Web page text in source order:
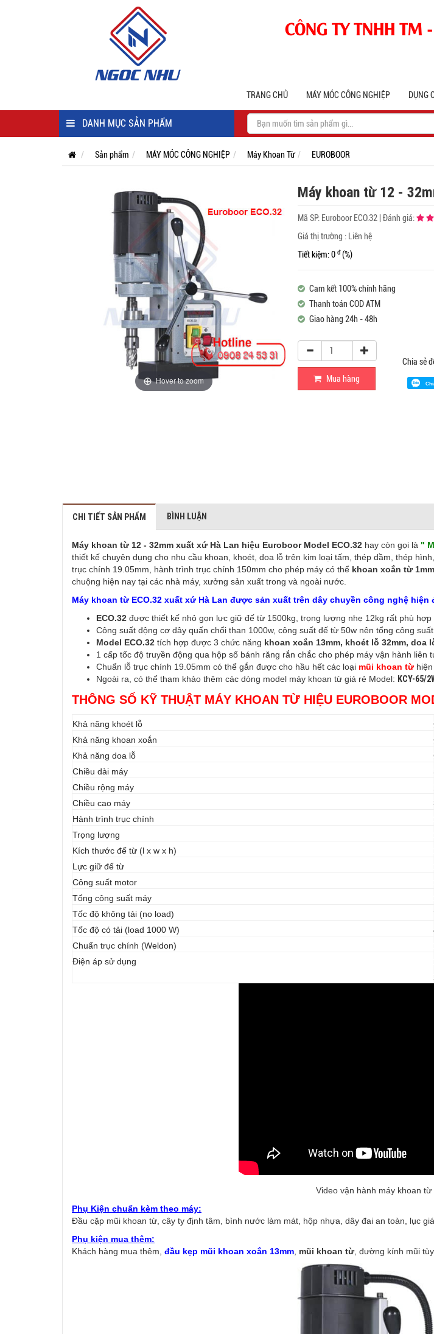
CÔNG TY TNHH TM
TRANG CHỦ MÁY MÓC CÔNG NGHIỆP DỤNG
DANH MỤC SẢN PHẨM
Sản phẩm MÁY MÓC CÔNG NGHIỆP Máy Khoan Từ EUROBOOR
Hover to zoom
Máy khoan từ 12 -
Mã SP: Euroboor ECO.32 Đánh giá:
Giá thị trường : Liên hệ
Tiết kiệm: 0 đ(%)
Cam kết 100% chính hãng
Thanh toán COD ATM
Giao hàng 24h - 48h
Mua hàng
Chia sẻ
CHI TIẾT SẢN PHẨM BÌNH LUẬN
Máy khoan từ 12 - 32mm xuất xứ Hà Lan hiệu Euroboor Model ECO.32 hay còn gọi là "
thiết kế chuyên dụng cho nhu cầu khoan, khoét, doa lỗ trên kim loại tấm, thép dầm, thép
trục chính 19.05mm, hành trình trục chính 150mm cho phép máy có thể khoan xoắn từ
chuộng hiện nay tại các nhà máy, xưởng sản xuất trong và ngoài nước.
Máy khoan từ ECO.32 xuất xứ Hà Lan được sản xuất trên dây chuyền công nghệ
ECO.32 được thiết kế nhỏ gọn lực giữ đế từ 1500kg, trọng lượng nhẹ 12kg rất phù
Công suất động cơ dây quấn chổi than 1000w, công suất đế từ 50w nên tổng công
Model ECO.32 tích hợp được 3 chức năng khoan xoắn 13mm, khoét lỗ 32mm, doa
1 cấp tốc độ truyền động qua hộp số bánh răng rắn chắc cho phép máy vận hành liên
Chuẩn lỗ trục chính 19.05mm có thể gắn được cho hầu hết các loại mũi khoan từhiện
Ngoài ra, có thể tham khảo thêm các dòng model máy khoan từ giá rẻ Model: KCY-65/
THÔNG SỐ KỸ THUẬT MÁY KHOAN TỪ HIỆU EUROBOOR
Khả năng khoét lỗ
Khả năng khoan xoắn
Khả năng doa lỗ
Chiều dài máy
Chiều rộng máy
Chiều cao máy
Hành trình trục chính
Trọng lượng
Kích thước đế từ (l x w x h)
Lực giữ đế từ
Công suất motor
Tổng công suất máy
Tốc độ không tải (no load)
Tốc độ có tải (load 1000 W)
Chuẩn trục chính (Weldon)
Điện áp sử dụng
Video vận hành máy khoan từ
Phụ Kiện chuẩn kèm theo máy:
Đầu cặp mũi khoan từ, cây ty định tâm, bình nước làm mát, hộp nhựa, dây đai an toàn, lục
Phụ kiện mua thêm:
Khách hàng mua thêm, đầu kẹp mũi khoan xoắn 13mm mũi khoan từ, đường kính mũi